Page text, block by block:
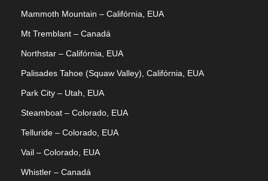
Mammoth Mountain – Califórnia, EUA
Mt Tremblant – Canadá
Northstar – Califórnia, EUA
Palisades Tahoe (Squaw Valley), Califórnia, EUA
Park City – Utah, EUA
Steamboat – Colorado, EUA
Telluride – Colorado, EUA
Vail – Colorado, EUA
Whistler – Canadá